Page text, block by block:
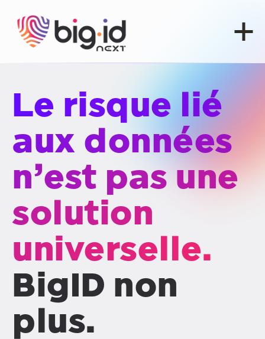
Le risque lié
aux données
n’est pas une
solution
universelle.
BigID non
plus.